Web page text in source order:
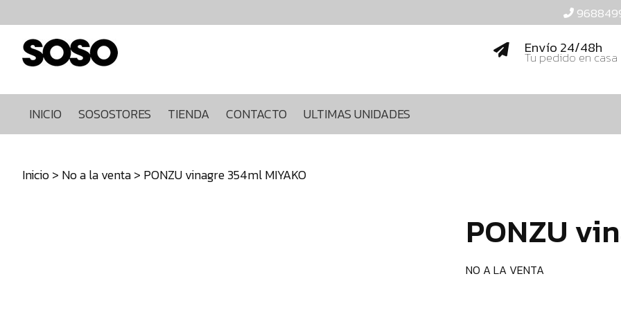
Envío 24/48h
Tu pedido en casa
INICIO SOSOSTORES TIENDA CONTACTO ULTIMAS UNIDADES
Inicio
Sosostores
Contacto
Ultimas
640271930
Inicio> No a la venta> PONZU vinagre 354ml MIYAKO
PONZU
NO A LA VENTA